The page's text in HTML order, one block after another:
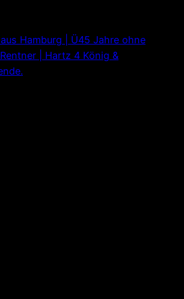
Hamburg | Ü45 Jahre ohne
| Hartz 4 König &